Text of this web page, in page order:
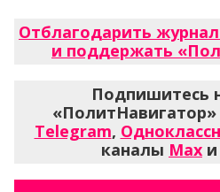
Отблагодарить
и поддержать
Подпишитесь
Telegram,
каналы Max и